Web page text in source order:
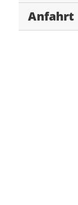
Anfahrt